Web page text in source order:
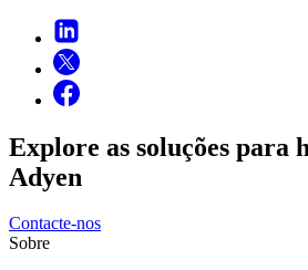
Explore as soluções para
Adyen
Contacte-nos
Sobre